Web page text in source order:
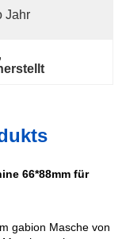
Jahr
,
66*88mm für
gabion Masche von